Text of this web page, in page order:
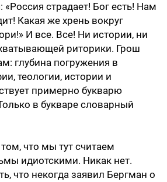
«Россия страдает! Бог есть! Нам
Какая же хрень вокруг
И все. Все! Ни истории, ни
риторики. Грош
глубина погружения в
теологии, истории и
примерно букварю
в букваре словарный
что мы тут считаем
идиотскими. Никак нет.
что некогда заявил Бергман о